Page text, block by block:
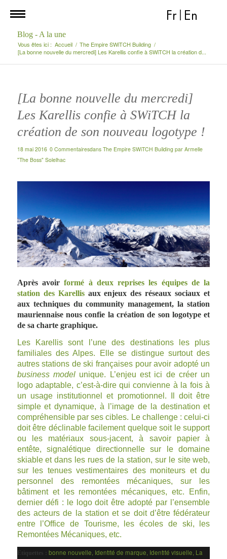
Fr En
Blog - A la une
Vous êtes ici : Accueil / The Empire SWiTCH Building /
[La bonne nouvelle du mercredi] Les Karellis confie à SWiTCH la création d...
[La bonne nouvelle du mercredi]
Les Karellis confie à SWiTCH la
création de son nouveau logotype !
18 mai 2016 0 Commentairesdans The Empire SWiTCH Building par Armelle
"The Boss" Solelhac
Après avoirformé à deux reprises les équipes de la
station des Karellisaux enjeux des réseaux sociaux et
aux techniques du community management, la station
mauriennaise nous confie la création de son logotype et
de sa charte graphique.
Les Karellis sont l’une des destinations les plus
familiales des Alpes. Elle se distingue surtout des
autres stations de ski françaises pour avoir adopté un
business modelunique. L’enjeu est ici de créer un
logo adaptable, c’est-à-dire qui convienne à la fois à
un usage institutionnel et promotionnel. Il doit être
simple et dynamique, à l’image de la destination et
compréhensible par ses cibles. Le challenge : celui-ci
doit être déclinable facilement quelque soit le support
ou les matériaux sous-jacent, à savoir papier à
entête, signalétique directionnelle sur le domaine
skiable et dans les rues de la station, sur le site web,
sur les tenues vestimentaires des moniteurs et du
personnel des remontées mécaniques, sur les
bâtiment et les remontées mécaniques, etc. Enfin,
dernier défi : le logo doit être adopté par l’ensemble
des acteurs de la station et se doit d’être fédérateur
entre l’Office de Tourisme, les écoles de ski, les
Remontées Mécaniques, etc.
Etiquettes : bonne nouvelle, Identité de marque, Identité visuelle, La